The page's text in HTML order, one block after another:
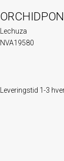
Lechuza
NVA19580
Leveringstid 1-3